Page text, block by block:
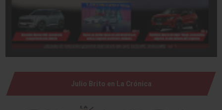
Julio Brito en La Crónica